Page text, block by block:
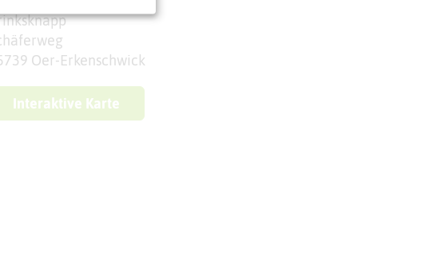
Oer-Erkenschwick
Interaktive Karte